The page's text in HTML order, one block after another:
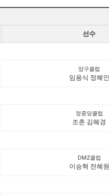
선수
양구클럽
임용식 정혜인
정중앙클럽
조춘 김혜경
DMZ클럽
이승혁 전혜원